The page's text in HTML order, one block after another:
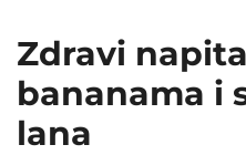
Zdravi
bananama i
lana